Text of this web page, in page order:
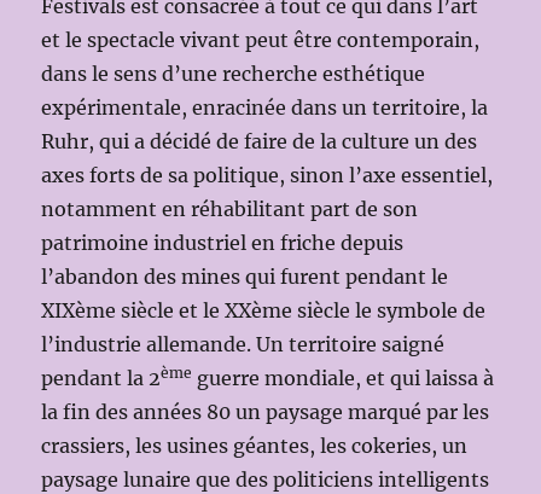
Festivals est consacrée à tout ce qui dans l’art
et le spectacle vivant peut être contemporain,
dans le sens d’une recherche esthétique
expérimentale, enracinée dans un territoire, la
Ruhr, qui a décidé de faire de la culture un des
axes forts de sa politique, sinon l’axe essentiel,
notamment en réhabilitant part de son
patrimoine industriel en friche depuis
l’abandon des mines qui furent pendant le
XIXème siècle et le XXème siècle le symbole de
l’industrie allemande. Un territoire saigné
pendant la 2ème guerre mondiale, et qui laissa à
la fin des années 80 un paysage marqué par les
crassiers, les usines géantes, les cokeries, un
paysage lunaire que des politiciens intelligents